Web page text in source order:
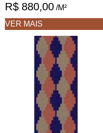
R$ 880,00 /M²
VER MAIS